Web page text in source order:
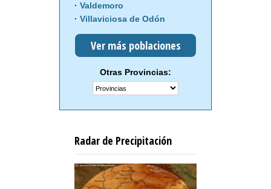
Valdemoro
Villaviciosa de Odón
Ver más poblaciones
Otras Provincias:
Radar de Precipitación